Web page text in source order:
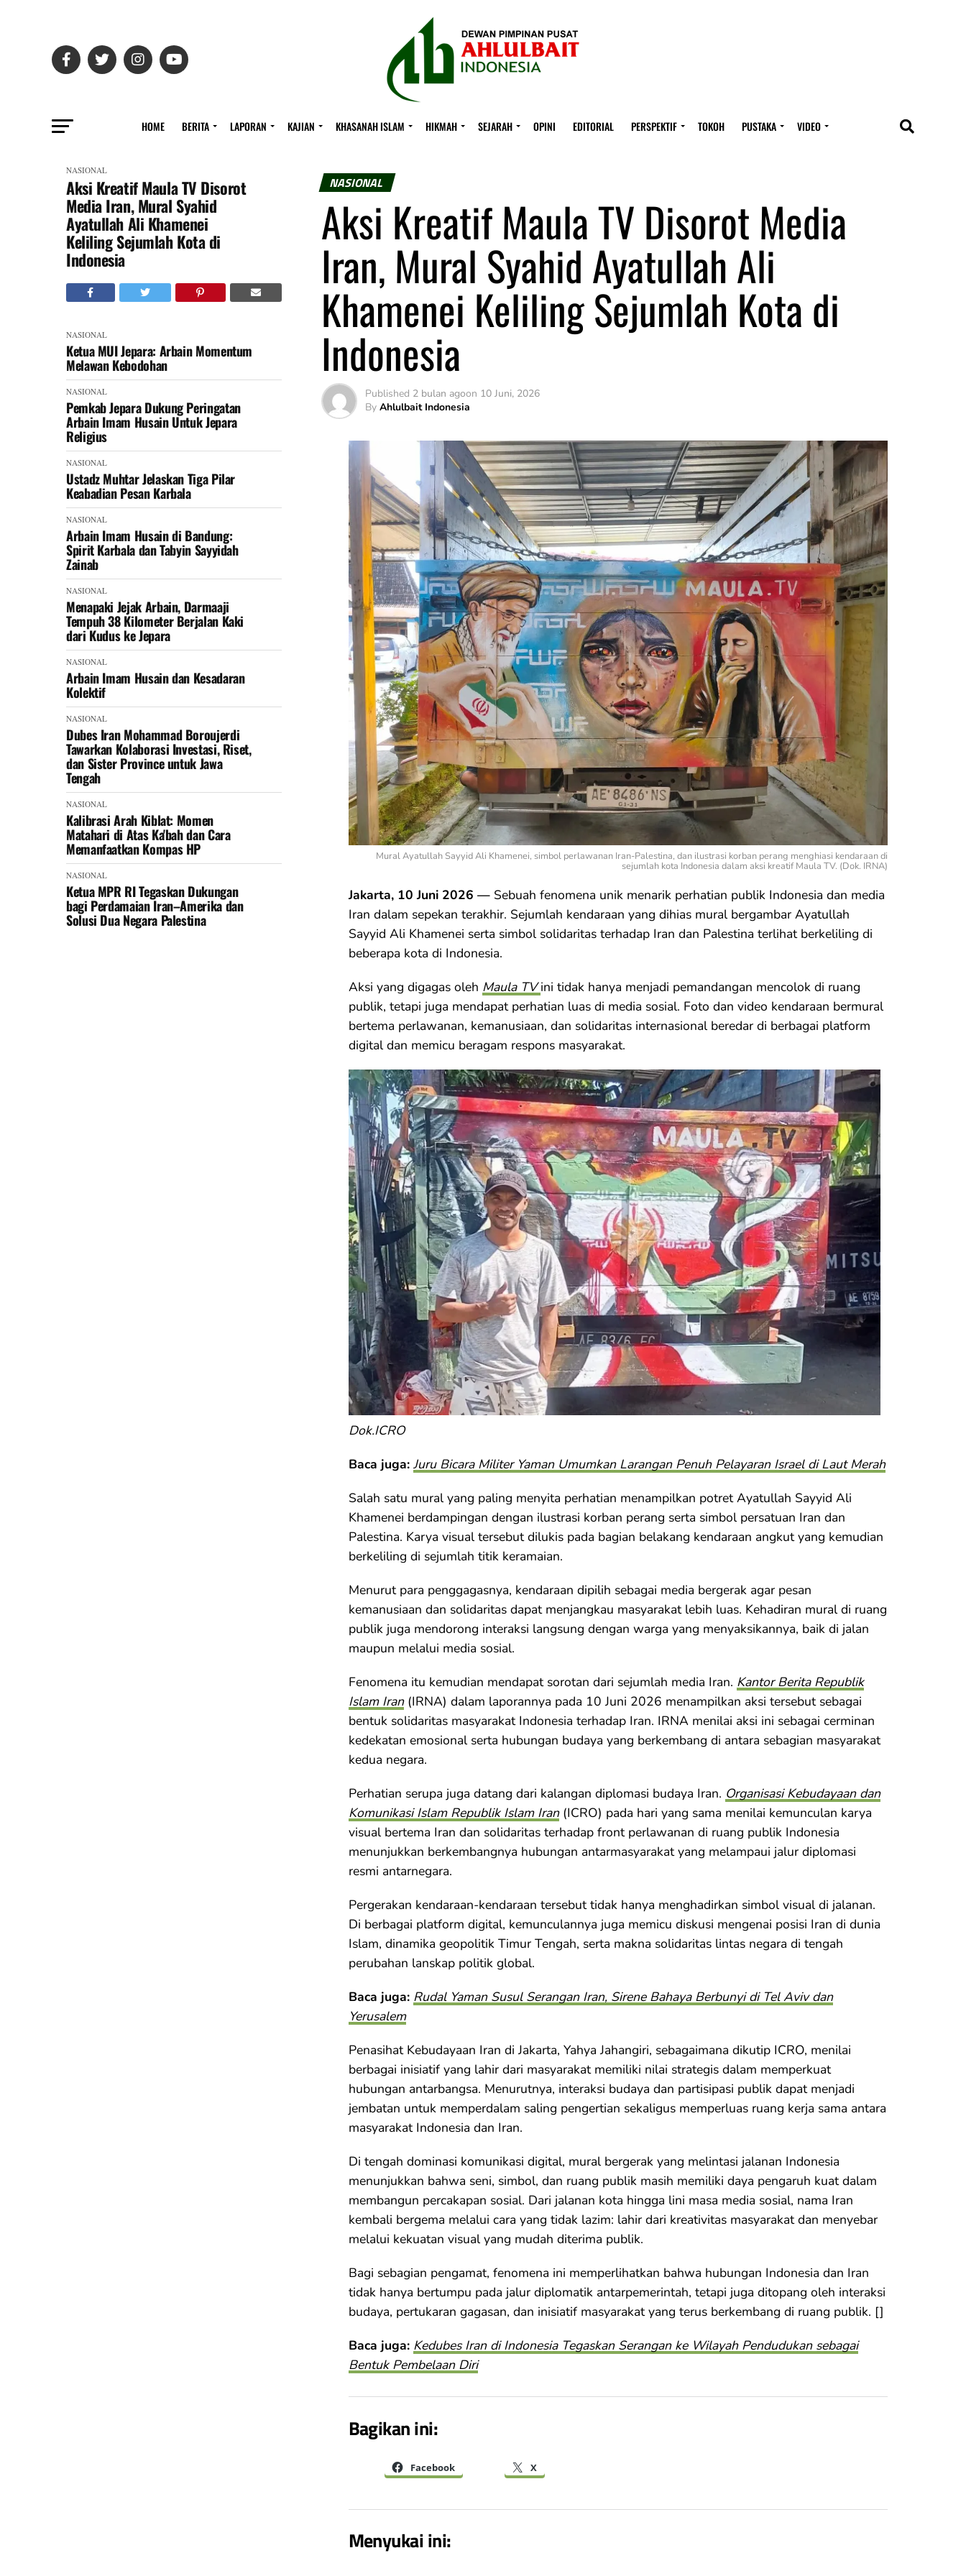
HOME BERITA LAPORAN KAJIAN KHASANAH ISLAM HIKMAH SEJARAH OPINI EDITORIAL PERSPEKTIF TOKOH PUSTAKA VIDEO
NASIONAL
Aksi Kreatif Maula TV Disorot
Media Iran, Mural Syahid
Ayatullah Ali Khamenei
Keliling Sejumlah Kota di
Indonesia
NASIONAL
Ketua MUI Jepara: Arbain Momentum
Melawan Kebodohan
NASIONAL
Pemkab Jepara Dukung Peringatan
Arbain Imam Husain Untuk Jepara
Religius
NASIONAL
Ustadz Muhtar Jelaskan Tiga Pilar
Keabadian Pesan Karbala
NASIONAL
Arbain Imam Husain di Bandung:
Spirit Karbala dan Tabyin Sayyidah
Zainab
NASIONAL
Menapaki Jejak Arbain, Darmaaji
Tempuh 38 Kilometer Berjalan Kaki
dari Kudus ke Jepara
NASIONAL
Arbain Imam Husain dan Kesadaran
Kolektif
NASIONAL
Dubes Iran Mohammad Boroujerdi
Tawarkan Kolaborasi Investasi, Riset,
dan Sister Province untuk Jawa
Tengah
NASIONAL
Kalibrasi Arah Kiblat: Momen
Matahari di Atas Ka'bah dan Cara
Memanfaatkan Kompas HP
NASIONAL
Ketua MPR RI Tegaskan Dukungan
bagi Perdamaian Iran–Amerika dan
Solusi Dua Negara Palestina
NASIONAL
Aksi Kreatif Maula TV Disorot Media
Iran, Mural Syahid Ayatullah Ali
Khamenei Keliling Sejumlah Kota di
Indonesia
Published 2 bulan agoon 10 Juni, 2026
By Ahlulbait Indonesia
Mural Ayatullah Sayyid Ali Khamenei, simbol perlawanan Iran-Palestina, dan ilustrasi korban perang menghiasi kendaraan di
sejumlah kota Indonesia dalam aksi kreatif Maula TV. (Dok. IRNA)
Jakarta, 10 Juni 2026 —Sebuah fenomena unik menarik perhatian publik Indonesia dan media
Iran dalam sepekan terakhir. Sejumlah kendaraan yang dihias mural bergambar Ayatullah
Sayyid Ali Khamenei serta simbol solidaritas terhadap Iran dan Palestina terlihat berkeliling di
beberapa kota di Indonesia.
Aksi yang digagas oleh Maula TV ini tidak hanya menjadi pemandangan mencolok di ruang
publik, tetapi juga mendapat perhatian luas di media sosial. Foto dan video kendaraan bermural
bertema perlawanan, kemanusiaan, dan solidaritas internasional beredar di berbagai platform
digital dan memicu beragam respons masyarakat.
Dok.ICRO
Baca juga: Juru Bicara Militer Yaman Umumkan Larangan Penuh Pelayaran Israel di Laut Merah
Salah satu mural yang paling menyita perhatian menampilkan potret Ayatullah Sayyid Ali
Khamenei berdampingan dengan ilustrasi korban perang serta simbol persatuan Iran dan
Palestina. Karya visual tersebut dilukis pada bagian belakang kendaraan angkut yang kemudian
berkeliling di sejumlah titik keramaian.
Menurut para penggagasnya, kendaraan dipilih sebagai media bergerak agar pesan
kemanusiaan dan solidaritas dapat menjangkau masyarakat lebih luas. Kehadiran mural di ruang
publik juga mendorong interaksi langsung dengan warga yang menyaksikannya, baik di jalan
maupun melalui media sosial.
Fenomena itu kemudian mendapat sorotan dari sejumlah media Iran. Kantor Berita Republik
Islam Iran(IRNA) dalam laporannya pada 10 Juni 2026 menampilkan aksi tersebut sebagai
bentuk solidaritas masyarakat Indonesia terhadap Iran. IRNA menilai aksi ini sebagai cerminan
kedekatan emosional serta hubungan budaya yang berkembang di antara sebagian masyarakat
kedua negara.
Perhatian serupa juga datang dari kalangan diplomasi budaya Iran. Organisasi Kebudayaan dan
Komunikasi Islam Republik Islam Iran(ICRO) pada hari yang sama menilai kemunculan karya
visual bertema Iran dan solidaritas terhadap front perlawanan di ruang publik Indonesia
menunjukkan berkembangnya hubungan antarmasyarakat yang melampaui jalur diplomasi
resmi antarnegara.
Pergerakan kendaraan-kendaraan tersebut tidak hanya menghadirkan simbol visual di jalanan.
Di berbagai platform digital, kemunculannya juga memicu diskusi mengenai posisi Iran di dunia
Islam, dinamika geopolitik Timur Tengah, serta makna solidaritas lintas negara di tengah
perubahan lanskap politik global.
Baca juga: Rudal Yaman Susul Serangan Iran, Sirene Bahaya Berbunyi di Tel Aviv dan
Yerusalem
Penasihat Kebudayaan Iran di Jakarta, Yahya Jahangiri, sebagaimana dikutip ICRO, menilai
berbagai inisiatif yang lahir dari masyarakat memiliki nilai strategis dalam memperkuat
hubungan antarbangsa. Menurutnya, interaksi budaya dan partisipasi publik dapat menjadi
jembatan untuk memperdalam saling pengertian sekaligus memperluas ruang kerja sama antara
masyarakat Indonesia dan Iran.
Di tengah dominasi komunikasi digital, mural bergerak yang melintasi jalanan Indonesia
menunjukkan bahwa seni, simbol, dan ruang publik masih memiliki daya pengaruh kuat dalam
membangun percakapan sosial. Dari jalanan kota hingga lini masa media sosial, nama Iran
kembali bergema melalui cara yang tidak lazim: lahir dari kreativitas masyarakat dan menyebar
melalui kekuatan visual yang mudah diterima publik.
Bagi sebagian pengamat, fenomena ini memperlihatkan bahwa hubungan Indonesia dan Iran
tidak hanya bertumpu pada jalur diplomatik antarpemerintah, tetapi juga ditopang oleh interaksi
budaya, pertukaran gagasan, dan inisiatif masyarakat yang terus berkembang di ruang publik. []
Baca juga: Kedubes Iran di Indonesia Tegaskan Serangan ke Wilayah Pendudukan sebagai
Bentuk Pembelaan Diri
Bagikan ini:
Facebook X
Menyukai ini: